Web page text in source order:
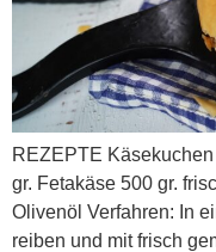
REZEPTE
gr. Fetakäse 500 gr.
Olivenöl Verfahren: In
reiben und mit frisch